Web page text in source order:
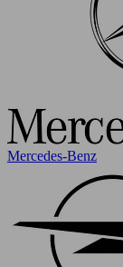
Mercedes-Benz